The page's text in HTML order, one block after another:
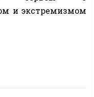
и экстремизмом